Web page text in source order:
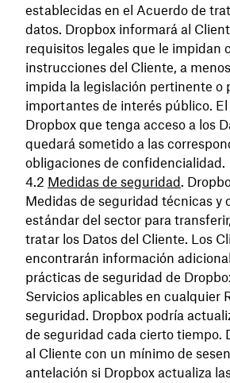
establecidas en el Acuerdo de
datos. Dropbox informará al
requisitos legales que le impidan
instrucciones del Cliente, a
impida la legislación pertinente o
importantes de interés público. El
Dropbox que tenga acceso a los
quedará sometido a las
obligaciones de confidencialidad.
Medidas de seguridad .
Medidas de seguridad técnicas y
estándar del sector para
tratar los Datos del Cliente. Los
encontrarán información
prácticas de seguridad de
Servicios aplicables en cualquier
seguridad. Dropbox podría
de seguridad cada cierto tiempo.
al Cliente con un mínimo de
antelación si Dropbox actualiza